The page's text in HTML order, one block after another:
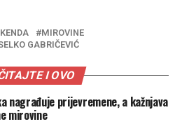
MIROVINE
GABRIČEVIĆ
I OVO
nagrađuje prijevremene, a kažnjava
mirovine